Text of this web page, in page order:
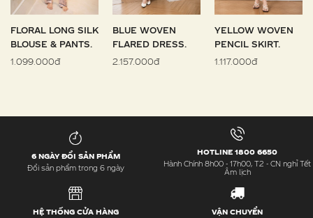
FLORAL LONG SILK
BLOUSE & PANTS.
1.099.000đ
BLUE WOVEN
FLARED DRESS.
2.157.000đ
YELLOW WOVEN
PENCIL SKIRT.
1.117.000đ
6 NGÀY ĐỔI SẢN PHẨM
Đổi sản phẩm trong 6 ngày
HOTLINE 1800 6650
Hành Chính 8h00 - 17h00, T2 - CN nghỉ Tết
Âm lịch
HỆ THỐNG CỬA HÀNG
VẬN CHUYỂN